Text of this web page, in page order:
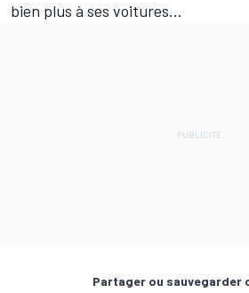
bien plus à ses voitures...
Partager ou sauvegarder